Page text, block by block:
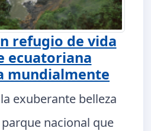
refugio de vida
ecuatoriana
mundialmente
exuberante belleza
nacional que